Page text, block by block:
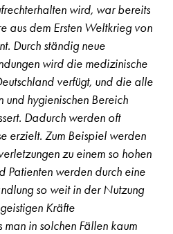
wird, war bereits
aus dem Ersten Weltkrieg von
Durch ständig neue
wird die medizinische
verfügt, und die alle
und hygienischen Bereich
Dadurch werden oft
erzielt. Zum Beispiel werden
zu einem so hohen
Patienten werden durch eine
so weit in der Nutzung
Kräfte
in solchen Fällen kaum